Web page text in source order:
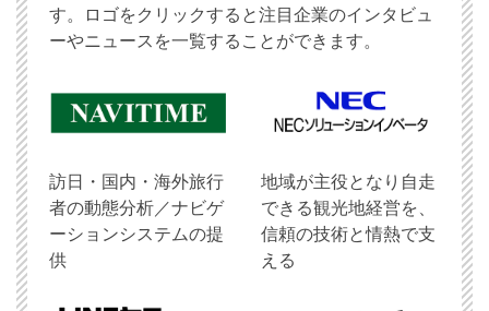
す。ロゴをクリックすると注目企業のインタビュ
ーやニュースを一覧することができます。
訪日・国内・海外旅行
者の動態分析／ナビゲ
ーションシステムの提
供
地域が主役となり自走
できる観光地経営を、
信頼の技術と情熱で支
える